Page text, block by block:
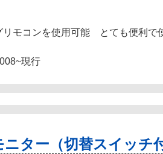
リモコンを使用可能 とても便利で
現行
ター（切替スイッチ付